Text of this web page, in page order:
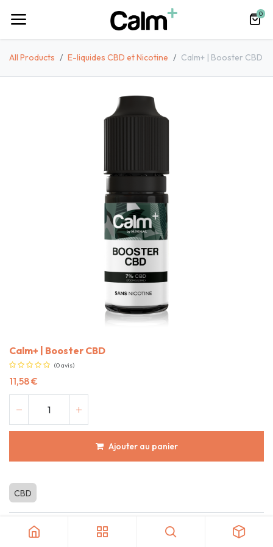
0
All Products E-liquides CBD et Nicotine Calm+ | Booster CBD
Calm+ | Booster CBD
(0 avis)
11,58€
Ajouter au panier
CBD
Category: E-liquides CBD et Nicotine